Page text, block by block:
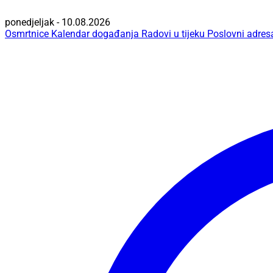
ponedjeljak - 10.08.2026
Osmrtnice Kalendar događanja Radovi u tijeku Poslovni